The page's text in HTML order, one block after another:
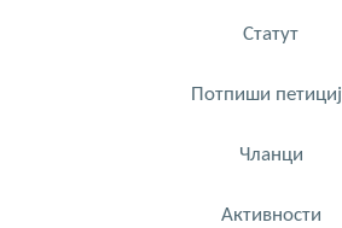
Статут
Потпиши
Чланци
Активности